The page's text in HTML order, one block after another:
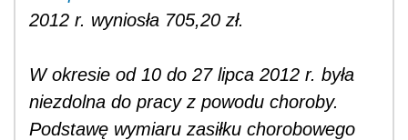
2012 r. wyniosła 705,20 zł.
W okresie od 10 do 27 lipca 2012 r. była
niezdolna do pracy z powodu choroby.
Podstawę wymiaru zasiłku chorobowego